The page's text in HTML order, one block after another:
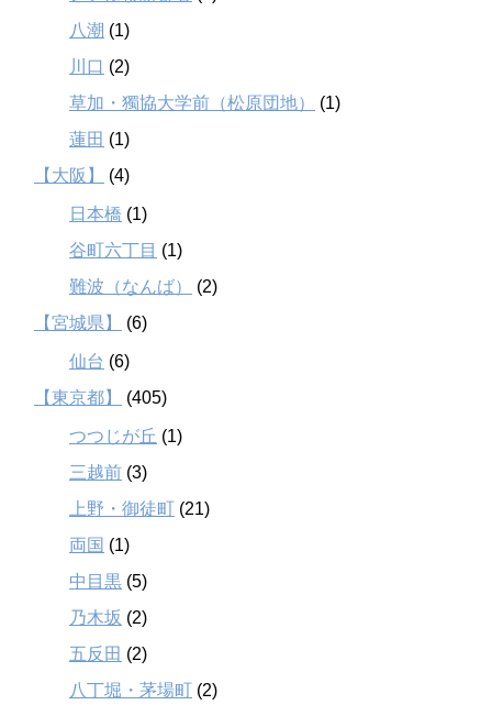
八潮 (1)
川口 (2)
草加・獨協大学前（松原団地）
(1)
蓮田 (1)
【大阪】
(4)
日本橋 (1)
谷町六丁目 (1)
難波（なんば）
(2)
【宮城県】
(6)
仙台 (6)
【東京都】
(405)
つつじが丘 (1)
三越前 (3)
上野・御徒町 (21)
両国 (1)
中目黒 (5)
乃木坂 (2)
五反田 (2)
八丁堀・茅場町 (2)